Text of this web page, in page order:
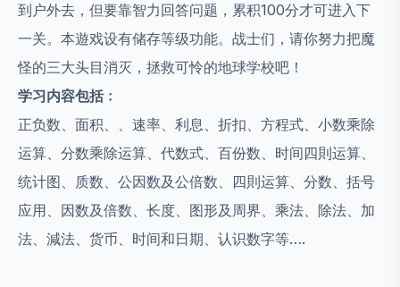
到户外去，但要靠智力回答问题，累积100分才可进入下
一关。本遊戏设有储存等级功能。战士们，请你努力把魔
怪的三大头目消灭，拯救可怜的地球学校吧！
学习内容包括﹕
正负数、面积、、速率、利息、折扣、方程式、小数乘除
运算、分数乘除运算、代数式、百份数、时间四則运算、
统计图、质数、公因数及公倍数、四則运算、分数、括号
应用、因数及倍数、长度、图形及周界、乘法、除法、加
法、減法、货币、时间和日期、认识数字等….